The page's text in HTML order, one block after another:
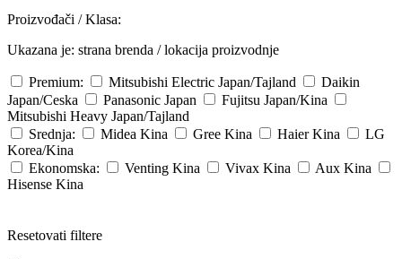
Proizvođači / Klasa:
Ukazana je: strana brenda / lokacija proizvodnje
Premium: Mitsubishi Electric Japan/Tajland
Daikin
Japan/Ceska
Panasonic Japan Fujitsu Japan/Kina
Mitsubishi Heavy Japan/Tajland
Srednja:
Midea Kina Gree Kina Haier Kina
LG
Korea/Kina
Ekonomska:
Venting Kina Vivax Kina Aux Kina
Hisense Kina
Resetovati filtere